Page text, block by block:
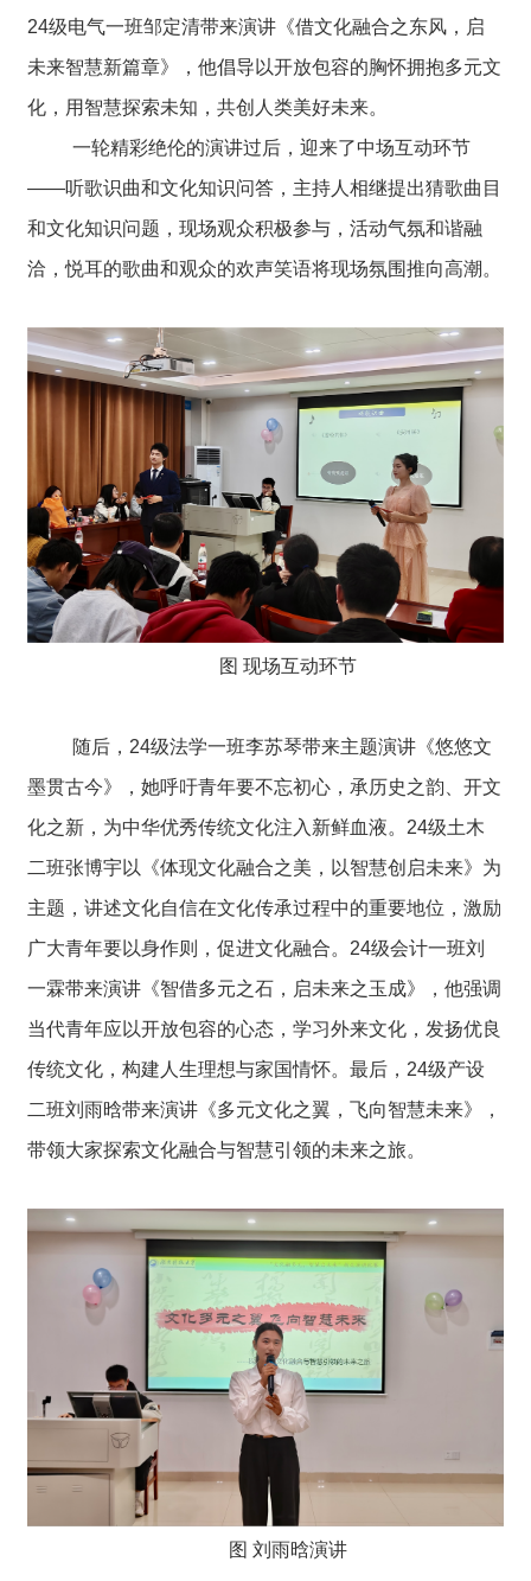
24级电气一班邹定清带来演讲《借文化融合之东风，启
未来智慧新篇章》，他倡导以开放包容的胸怀拥抱多元文
化，用智慧探索未知，共创人类美好未来。
一轮精彩绝伦的演讲过后，迎来了中场互动环节
——听歌识曲和文化知识问答，主持人相继提出猜歌曲目
和文化知识问题，现场观众积极参与，活动气氛和谐融
洽，悦耳的歌曲和观众的欢声笑语将现场氛围推向高潮。
图 现场互动环节
随后，24级法学一班李苏琴带来主题演讲《悠悠文
墨贯古今》，她呼吁青年要不忘初心，承历史之韵、开文
化之新，为中华优秀传统文化注入新鲜血液。24级土木
二班张博宇以《体现文化融合之美，以智慧创启未来》为
主题，讲述文化自信在文化传承过程中的重要地位，激励
广大青年要以身作则，促进文化融合。24级会计一班刘
一霖带来演讲《智借多元之石，启未来之玉成》，他强调
当代青年应以开放包容的心态，学习外来文化，发扬优良
传统文化，构建人生理想与家国情怀。最后，24级产设
二班刘雨晗带来演讲《多元文化之翼，飞向智慧未来》，
带领大家探索文化融合与智慧引领的未来之旅。
图 刘雨晗演讲